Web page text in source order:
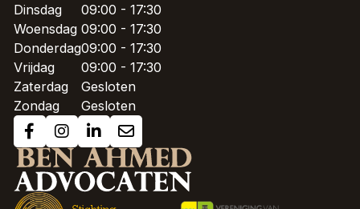
Dinsdag
Woensdag
Donderdag
Vrijdag
Zaterdag
Zondag
09:00 - 17:30
09:00 - 17:30
09:00 - 17:30
09:00 - 17:30
Gesloten
Gesloten